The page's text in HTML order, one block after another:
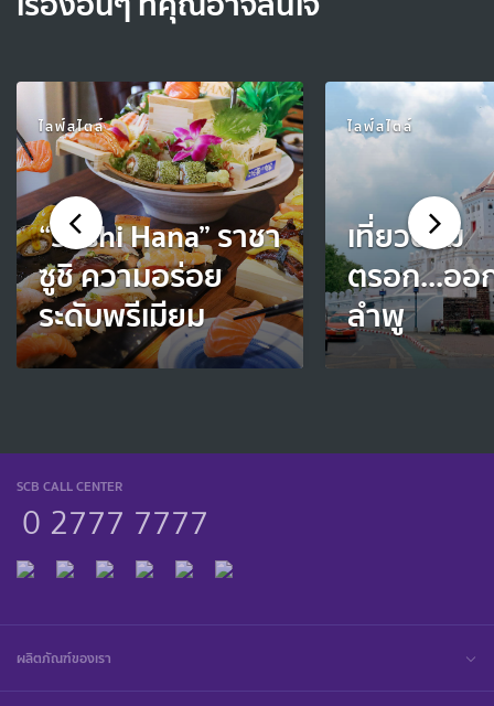
ไลฟ์สไตล์
“Sushi Hana” ราชา
ซูชิ ความอร่อย
ระดับพรีเมียม
ไลฟ์สไตล์
เที่ยวตาม
ตรอก...ออ
ลำพู
SCB CALL CENTER
0 2777 7777
ผลิตภัณฑ์ของเรา